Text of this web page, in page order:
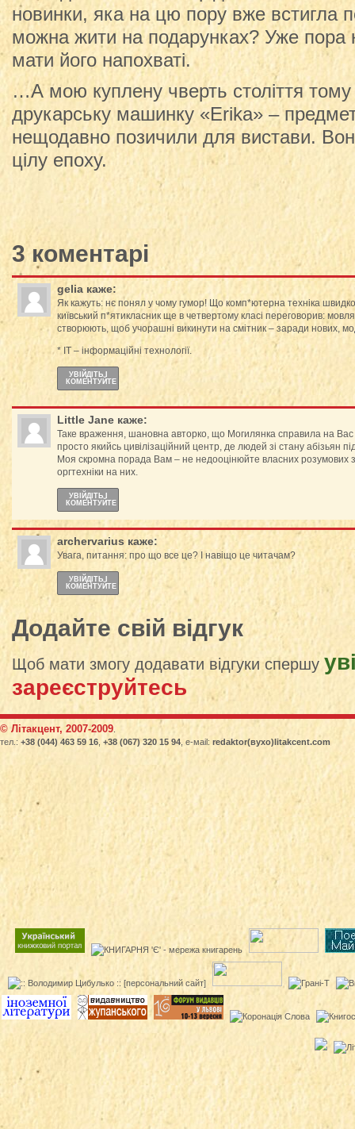
новинки, яка на цю пору вже встигла
можна жити на подарунках? Уже пора
мати його напохваті.
…А мою куплену чверть століття тому
друкарську машинку «Erika» – предмет
нещодавно позичили для вистави.
цілу епоху.
3 коментарі
gelia каже:
Як кажуть: нє понял у чому гумор! Що комп*ютерна техніка
київський п*ятикласник ще в четвертому класі переговорив:
створюють, щоб учорашні викинути на смітник – заради нових,
* ІТ – інформаційні технології.
УВІЙДІТЬ І
КОМЕНТУЙТЕ
Little Jane каже:
Таке враження, шановна авторко, що Могилянка справила на
просто якийсь цивілізаційний центр, де людей зі стану абізьян
Моя скромна порада Вам – не недооцінюйте власних розумових
оргтехніки на них.
УВІЙДІТЬ І
КОМЕНТУЙТЕ
archervarius каже:
Увага, питання: про що все це? І навіщо це читачам?
УВІЙДІТЬ І
КОМЕНТУЙТЕ
Додайте свій відгук
Щоб мати змогу додавати відгуки спершу
зареєструйтесь
© Літакцент, 2007-2009
тел.: +38 (044) 463 59 16 +38 (067) 320 15 94 , е-маіl: redaktor(вухо)litakcent.com